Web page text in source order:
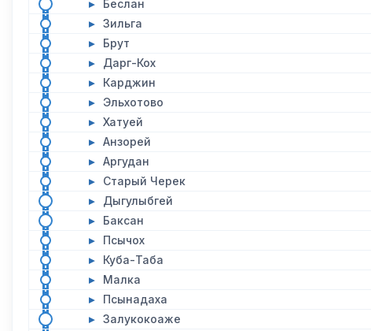
▸ Беслан
▸ Зильга
▸ Брут
▸ Дарг-Кох
▸ Карджин
▸ Эльхотово
▸ Хатуей
▸ Анзорей
▸ Аргудан
▸ Старый Черек
▸ Дыгулыбгей
▸ Баксан
▸ Псычох
▸ Куба-Таба
▸ Малка
▸ Псынадаха
▸ Залукокоаже